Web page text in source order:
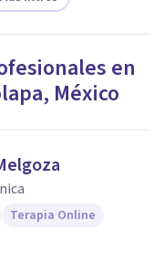
en
, México
Terapia Online